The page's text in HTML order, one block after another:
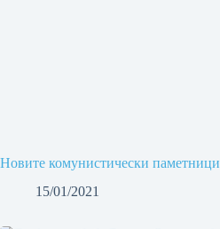
Новите комунистически паметници
15/01/2021